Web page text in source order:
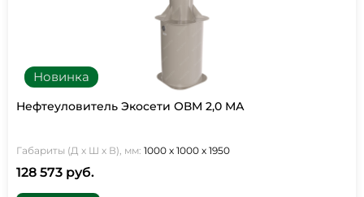
Новинка
Нефтеуловитель Экосети ОВМ 2,0 МА
Габариты (Д х Ш х В), мм: 1000 х 1000 х 1950
128 573 руб.